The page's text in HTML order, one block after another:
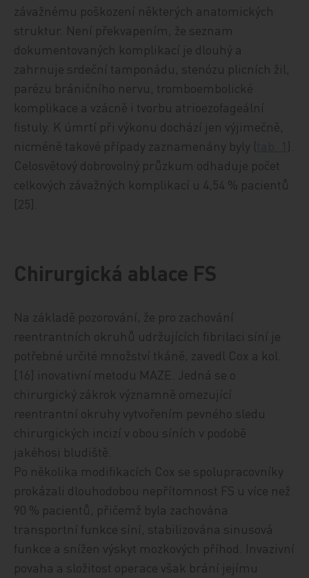
závažnému poškození některých anatomických
struktur. Není překvapením, že seznam
dokumentovaných komplikací je dlouhý a
zahrnuje srdeční tamponádu, stenózu plicních žil,
parézu bráničního nervu, tromboembolické
komplikace a vzácně i tvorbu atrioezofageální
fistuly. K úmrtí při výkonu dochází jen výjimečně,
nicméně takové případy zaznamenány byly (
).
Celosvětový dobrovolný průzkum odhaduje počet
celkových závažných komplikací u 4,54 % pacientů
[25].
Chirurgická ablace FS
Na základě pozorování, že pro zachování
reentrantních okruhů udržujících fibrilaci síní je
potřebné určité množství tkáně, zavedl Cox a kol.
[16] inovativní metodu MAZE. Jedná se o
chirurgický zákrok významně omezující
reentrantní okruhy vytvořením pevného sledu
chirurgických incizí v obou síních v podobě
jakéhosi bludiště.
Po několika modifikacích Cox se spolupracovníky
prokázali dlouhodobou nepřítomnost FS u více než
90 % pacientů, přičemž byla zachována
transportní funkce síní, stabilizována sinusová
funkce a snížen výskyt mozkových příhod. Invazivní
povaha a složitost operace však brání jejímu